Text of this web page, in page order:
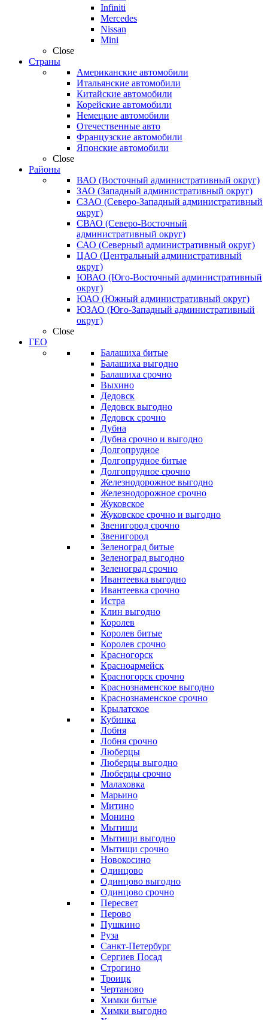
Infiniti
Mercedes
Nissan
Mini
Close
Страны
Американские автомобили
Итальянские автомобили
Китайские автомобили
Корейские автомобили
Немецкие автомобили
Отечественные авто
Французские автомобили
Японские автомобили
Close
Районы
ВАО (Восточный административный округ)
ЗАО (Западный административный округ)
СЗАО (Северо-Западный административный
округ)
СВАО (Северо-Восточный
административный округ)
САО (Северный административный округ)
ЦАО (Центральный административный
округ)
ЮВАО (Юго-Восточный административный
округ)
ЮАО (Южный административный округ)
ЮЗАО (Юго-Западный административный
округ)
Close
ГЕО
Балашиха битые
Балашиха выгодно
Балашиха срочно
Выхино
Дедовск
Дедовск выгодно
Дедовск срочно
Дубна
Дубна срочно и выгодно
Долгопрудное
Долгопрудное битые
Долгопрудное срочно
Железнодорожное выгодно
Железнодорожное срочно
Жуковское
Жуковское срочно и выгодно
Звенигород срочно
Звенигород
Зеленоград битые
Зеленоград выгодно
Зеленоград срочно
Ивантеевка выгодно
Ивантеевка срочно
Истра
Клин выгодно
Королев
Королев битые
Королев срочно
Красногорск
Красноармейск
Красногорск срочно
Краснознаменское выгодно
Краснознаменское срочно
Крылатское
Кубинка
Лобня
Лобня срочно
Люберцы
Люберцы выгодно
Люберцы срочно
Малаховка
Марьино
Митино
Монино
Мытищи
Мытищи выгодно
Мытищи срочно
Новокосино
Одинцово
Одинцово выгодно
Одинцово срочно
Пересвет
Перово
Пушкино
Руза
Санкт-Петербург
Сергиев Посад
Строгино
Троицк
Чертаново
Химки битые
Химки выгодно